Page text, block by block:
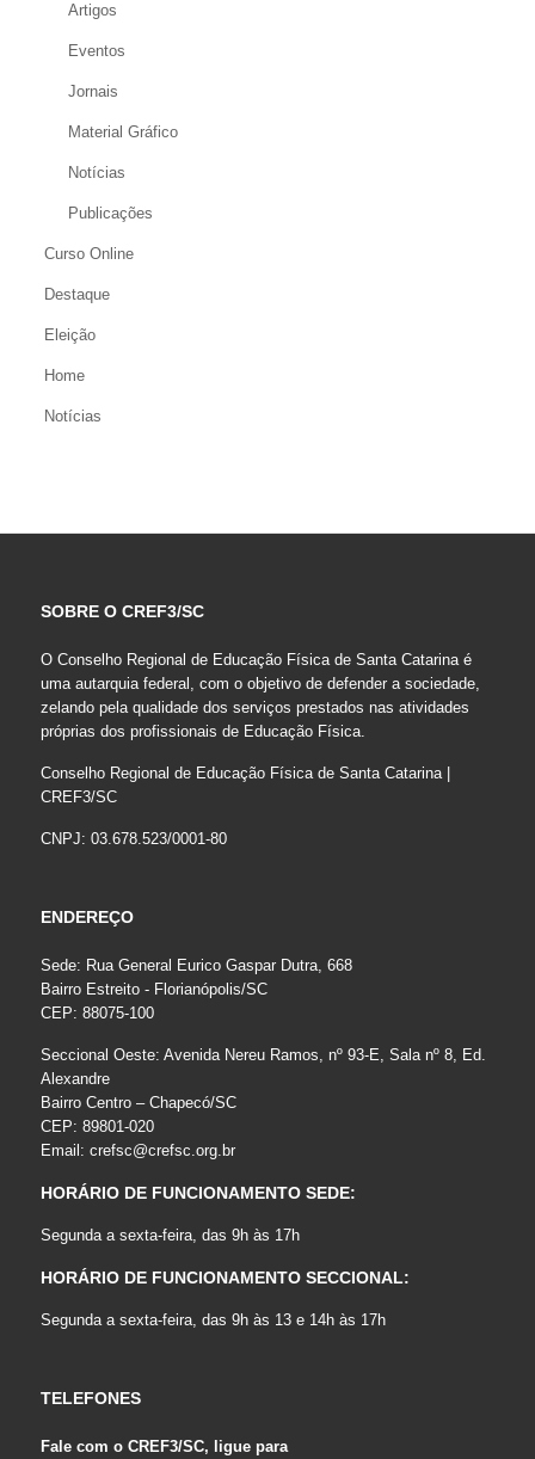
Artigos
Eventos
Jornais
Material Gráfico
Notícias
Publicações
Curso Online
Destaque
Eleição
Home
Notícias
SOBRE O CREF3/SC
O Conselho Regional de Educação Física de Santa Catarina é
uma autarquia federal, com o objetivo de defender a sociedade,
zelando pela qualidade dos serviços prestados nas atividades
próprias dos profissionais de Educação Física.
Conselho Regional de Educação Física de Santa Catarina |
CREF3/SC
CNPJ: 03.678.523/0001-80
ENDEREÇO
Sede: Rua General Eurico Gaspar Dutra, 668
Bairro Estreito - Florianópolis/SC
CEP: 88075-100
Seccional Oeste: Avenida Nereu Ramos, nº 93-E, Sala nº 8, Ed.
Alexandre
Bairro Centro – Chapecó/SC
CEP: 89801-020
Email: crefsc@crefsc.org.br
HORÁRIO DE FUNCIONAMENTO SEDE:
Segunda a sexta-feira, das 9h às 17h
HORÁRIO DE FUNCIONAMENTO SECCIONAL:
Segunda a sexta-feira, das 9h às 13 e 14h às 17h
TELEFONES
Fale com o CREF3/SC, ligue para